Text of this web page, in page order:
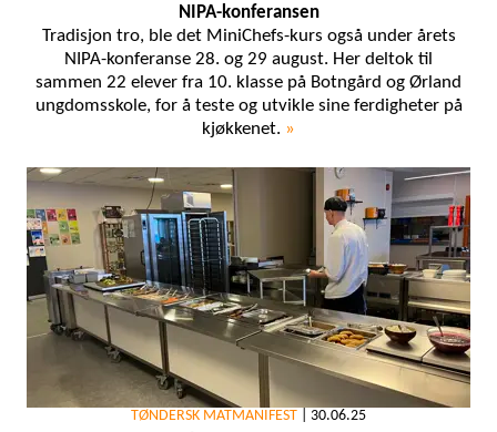
NIPA-konferansen
Tradisjon tro, ble det MiniChefs-kurs også under årets
NIPA-konferanse 28. og 29 august. Her deltok til
sammen 22 elever fra 10. klasse på Botngård og Ørland
ungdomsskole, for å teste og utvikle sine ferdigheter på
kjøkkenet. »
TØNDERSK MATMANIFEST 30.06.25